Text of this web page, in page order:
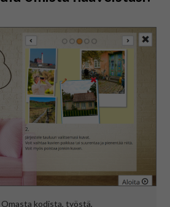
kodista, työstä,